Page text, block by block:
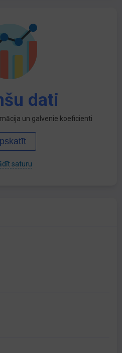
dati
un galvenie koeficienti
saturu